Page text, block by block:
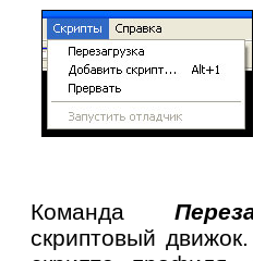
Команда
скриптовый